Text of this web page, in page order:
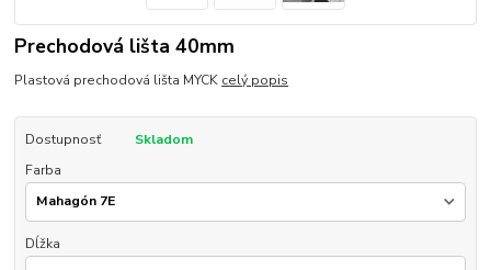
Prechodová lišta 40mm
Plastová prechodová lišta MYCK celý popis
Dostupnosť
Skladom
Farba
Dĺžka